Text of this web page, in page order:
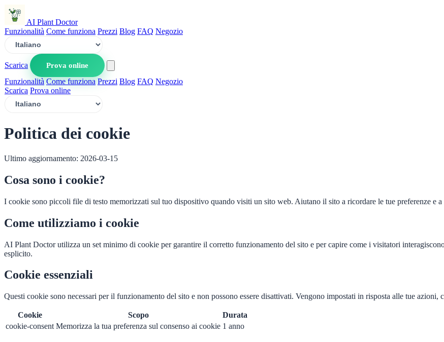
AI Plant Doctor
Funzionalità Come funziona Prezzi Blog FAQ Negozio
Scarica
Prova online
Funzionalità Come funziona Prezzi Blog FAQ Negozio
Scarica Prova online
Politica dei cookie
Ultimo aggiornamento: 2026-03-15
Cosa sono i cookie?
I cookie sono piccoli file di testo memorizzati sul tuo dispositivo quando visiti un sito web. Aiutano il sito a ricordare le tue preferenze e a
Come utilizziamo i cookie
AI Plant Doctor utilizza un set minimo di cookie per garantire il corretto funzionamento del sito e per capire come i visitatori
esplicito.
Cookie essenziali
Questi cookie sono necessari per il funzionamento del sito e non possono essere disattivati. Vengono impostati in risposta alle tue
Cookie Scopo
Durata
cookie-consent Memorizza la tua preferenza sul consenso ai cookie 1 anno